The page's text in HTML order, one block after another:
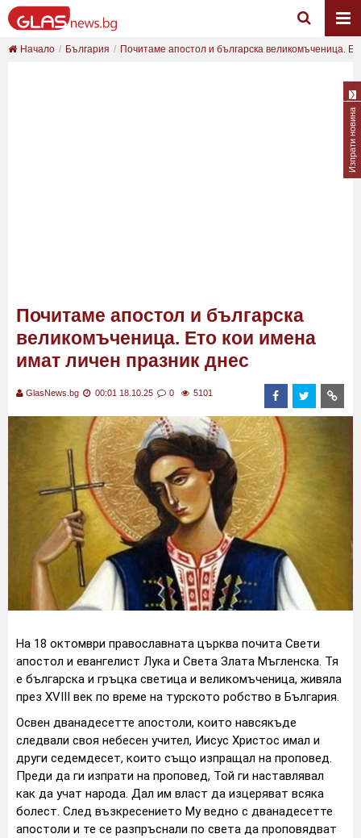
Начало България Почитаме апостол и българска великомъченица.
Почитаме апостол и българска
великомъченица. Ето кои имена
имат личен празник днес
GlasNews.bg 00:01 18.10.25 0 5101
На 18 октомври православната църква почита Свети
апостол и евангелист Лука и Света Злата Мъгленска. Тя
е българска и гръцка светица и великомъченица, живяла
през ХVІІІ век по време на турското робство в България.
Освен дванадесетте апостоли, които навсякъде
следвали своя небесен учител, Иисус Христос имал и
други седемдесет, които също изпращал на проповед.
Преди да ги изпрати на проповед, Той ги наставлявал
как да учат народа. Дал им власт да изцеряват всяка
болест. След възкресението Му ведно с дванадесетте
апостоли и те се разпръснали по света да проповядват
Изпрати новина